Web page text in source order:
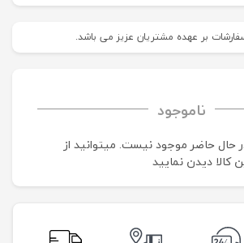
بر عهده مشتریان عزیز می باشد.
ناموجود
حال حاضر موجود نیست. می‍توانید از
دیدن نمایید